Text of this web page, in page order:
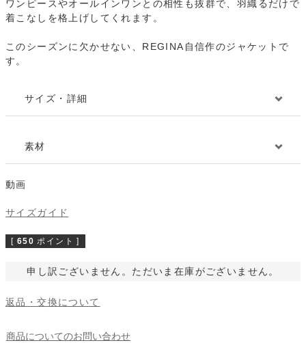
ワンピースやオールインワンとの相性も抜群で、羽織るだけで
着こなしを格上げしてくれます。
このシーズンに欠かせない、REGINA自信作のジャケットで
す。
サイズ・詳細
素材
動画
サイズガイド
[ 650 ポイント ]
申し訳ございません。ただいま在庫がございません。
返品・交換について
商品についてのお問い合わせ